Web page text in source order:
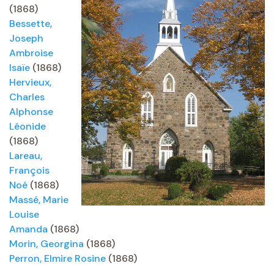
(1868)
Bessette,
Joseph
Ambroise
Isaïe (1868)
Hervieux,
Charles
Alphonse
Léonide
(1868)
Lareau,
François
Noé (1868)
Massé, Marie
Louise
Amanda (1868)
Morin, Georgina (1868)
Perron, Elmire Rosine (1868)